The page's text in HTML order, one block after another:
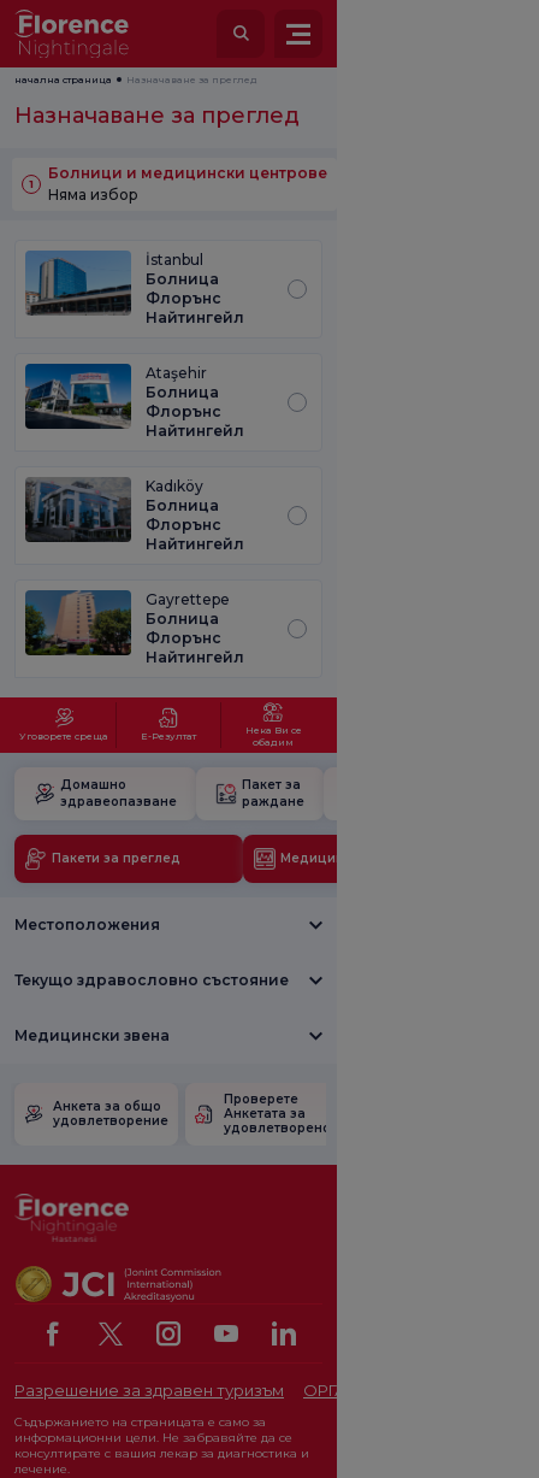
начална страница Назначаване за преглед
Назначаване за преглед
1
Болници и медицински центрове
Няма избор
İstanbul
Болница
Флорънс
Найтингейл
Ataşehir
Болница
Флорънс
Найтингейл
Kadıköy
Болница
Флорънс
Найтингейл
Gayrettepe
Болница
Флорънс
Найтингейл
Уговорете среща Е-Резултат
Нека Ви се
обадим
Домашно
здравеопазване
Пакет за
раждане
Пакети за преглед Медицински технологии
Местоположения
Текущо здравословно състояние
Медицински звена
Анкета за общо
удовлетворение
Проверете
Анкетата за
удовлетвореност.
Разрешение за здравен туризъм ОРГАН ЗА ЗАЩИТА НА
Съдържанието на страницата е само за
информационни цели. Не забравяйте да се
консултирате с вашия лекар за диагностика и
лечение.